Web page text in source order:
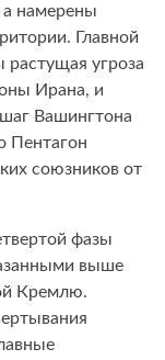
а намерены
Главной
растущая угроза
Ирана, и
Вашингтона
Пентагон
союзников от
фазы
выше
Кремлю.